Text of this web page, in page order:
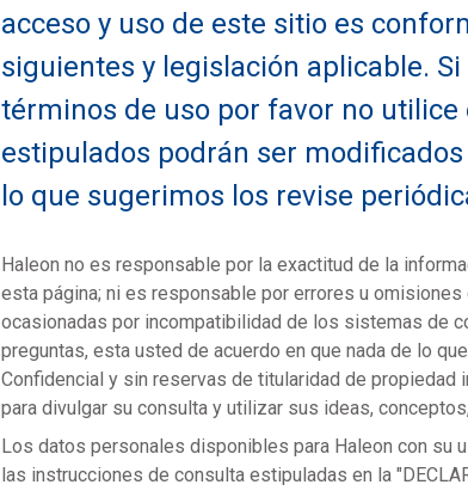
acceso y uso de este sitio es
siguientes y legislación aplicable.
términos de uso por favor no
estipulados podrán ser
lo que sugerimos los revise
Haleon no es responsable por la exactitud de la
esta página; ni es responsable por errores u
ocasionadas por incompatibilidad de los sistemas de
preguntas, esta usted de acuerdo en que nada de lo
Confidencial y sin reservas de titularidad de
para divulgar su consulta y utilizar sus ideas,
Los datos personales disponibles para Haleon con su
las instrucciones de consulta estipuladas en la